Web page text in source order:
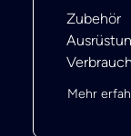
Zubehör
Mehr